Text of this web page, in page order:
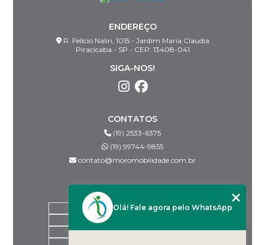
ENDEREÇO
R. Felício Nalin, 1015 - Jardim Maria Claudia
Piracicaba - SP - CEP: 13408-041
SIGA-NOS!
CONTATOS
(19) 2533-6375
(19) 99744-9855
contato@moromobilidade.com.br
HOME
PRODUTOS
Olá! Fale agora pelo WhatsApp